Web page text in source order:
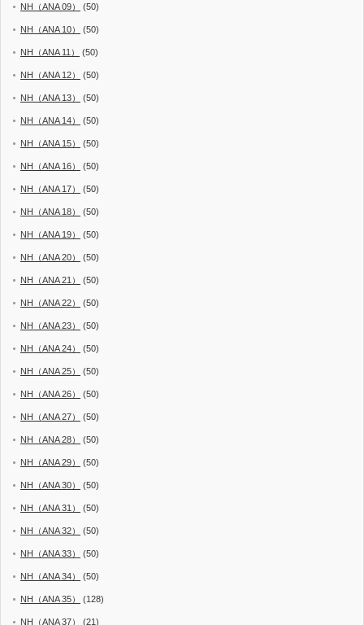
NH（ANA 09） (50)
NH（ANA 10） (50)
NH（ANA 11） (50)
NH（ANA 12） (50)
NH（ANA 13） (50)
NH（ANA 14） (50)
NH（ANA 15） (50)
NH（ANA 16） (50)
NH（ANA 17） (50)
NH（ANA 18） (50)
NH（ANA 19） (50)
NH（ANA 20） (50)
NH（ANA 21） (50)
NH（ANA 22） (50)
NH（ANA 23） (50)
NH（ANA 24） (50)
NH（ANA 25） (50)
NH（ANA 26） (50)
NH（ANA 27） (50)
NH（ANA 28） (50)
NH（ANA 29） (50)
NH（ANA 30） (50)
NH（ANA 31） (50)
NH（ANA 32） (50)
NH（ANA 33） (50)
NH（ANA 34） (50)
NH（ANA 35） (128)
NH（ANA 37） (21)